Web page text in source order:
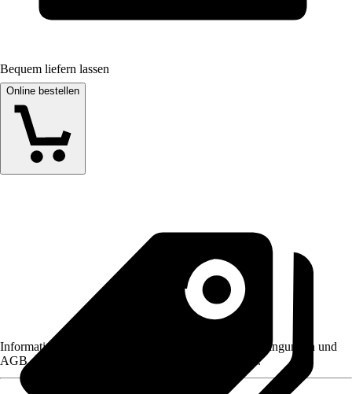
Bequem liefern lassen
Online bestellen
Informationen des Verkäufers, wie z. B. Rückgabebedingungen und
AGB, finden Sie bei Klick auf den Verkäufernamen.